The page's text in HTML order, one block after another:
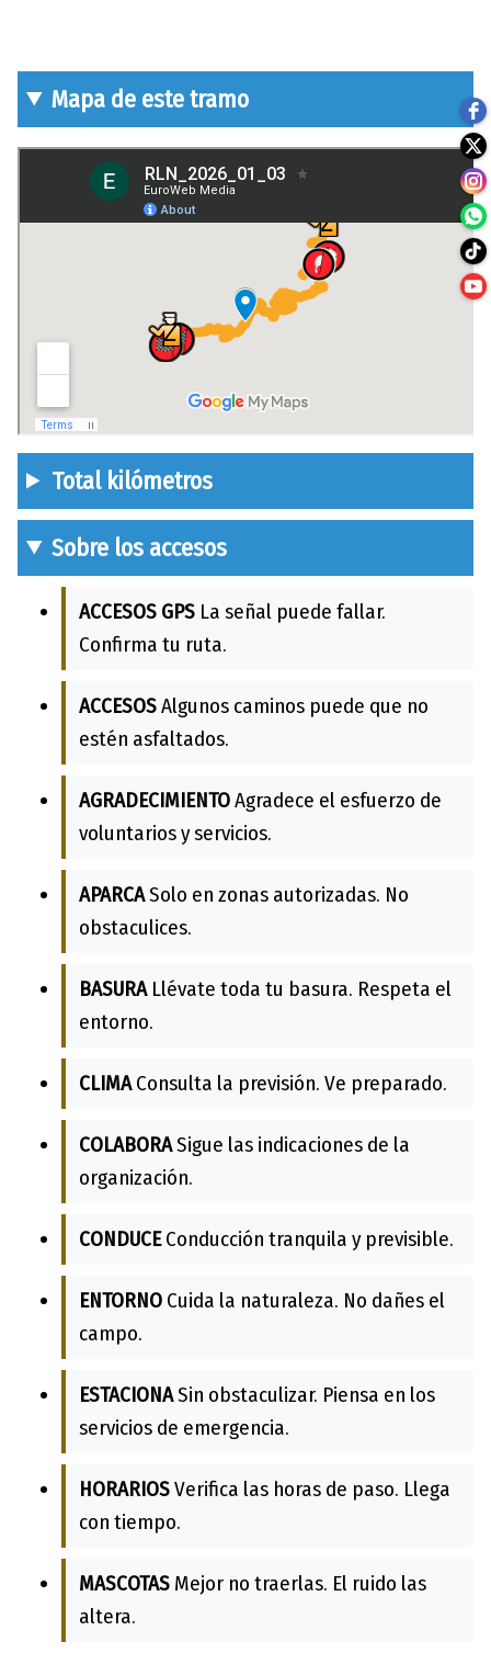
Mapa de este tramo
Total kilómetros
Sobre los accesos
ACCESOS GPS La señal puede fallar.
Confirma tu ruta.
ACCESOSAlgunos caminos puede que no
estén asfaltados.
AGRADECIMIENTOAgradece el esfuerzo de
voluntarios y servicios.
APARCASolo en zonas autorizadas. No
obstaculices.
BASURALlévate toda tu basura. Respeta el
entorno.
CLIMAConsulta la previsión. Ve preparado.
COLABORASigue las indicaciones de la
organización.
CONDUCEConducción tranquila y previsible.
ENTORNO Cuida la naturaleza. No dañes el
campo.
ESTACIONASin obstaculizar. Piensa en los
servicios de emergencia.
HORARIOSVerifica las horas de paso. Llega
con tiempo.
MASCOTAS Mejor no traerlas. El ruido las
altera.